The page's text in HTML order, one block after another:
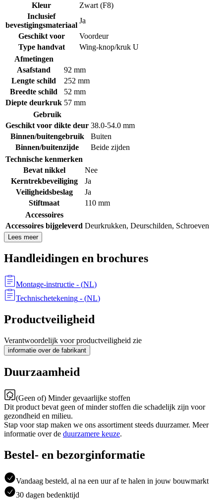
Kleur
Zwart (F8)
Inclusief
bevestigingsmateriaal
Ja
Geschikt voor
Voordeur
Type handvat
Wing-knop/kruk U
Afmetingen
Asafstand
92 mm
Lengte schild
252 mm
Breedte schild
52 mm
Diepte deurkruk 57 mm
Gebruik
Geschikt voor dikte deur 38.0-54.0 mm
Binnen/buitengebruik
Buiten
Binnen/buitenzijde
Beide zijden
Technische kenmerken
Bevat nikkel
Nee
Kerntrekbeveiliging
Ja
Veiligheidsbeslag
Ja
Stiftmaat
110 mm
Accessoires
Accessoires bijgeleverd Deurkrukken, Deurschilden, Schroeven
Lees meer
Handleidingen en brochures
Montage-instructie - (NL)
Technischetekening - (NL)
Productveiligheid
Verantwoordelijk voor productveiligheid zie
informatie over de fabrikant
Duurzaamheid
(Geen of) Minder gevaarlijke stoffen
Dit product bevat geen of minder stoffen die schadelijk zijn voor
gezondheid en milieu.
Stap voor stap maken we ons assortiment steeds duurzamer. Meer
informatie over de duurzamere keuze.
Bestel- en bezorginformatie
Vandaag besteld, al na een uur af te halen in jouw bouwmarkt
30 dagen bedenktijd